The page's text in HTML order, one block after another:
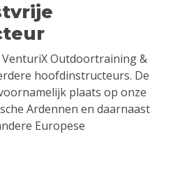
Outdoortraining &
hoofdinstructeurs. De
plaats op onze
Ardennen en daarnaast
Europese